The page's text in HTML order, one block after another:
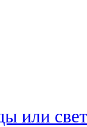
или